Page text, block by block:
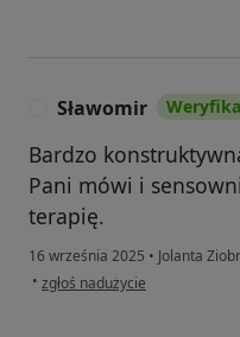
Sławomir
Bardzo
Pani mówi i
terapię.
16 września 2025 • Jolanta
• w opinii użytkownika Sławomir
zgłoś nadużycie